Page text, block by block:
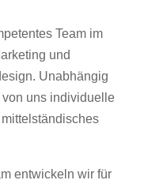
Team im
und
Unabhängig
uns individuelle
entwickeln wir für